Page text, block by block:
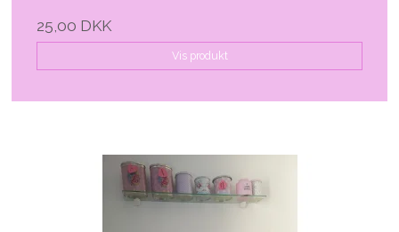
25,00 DKK
Vis produkt